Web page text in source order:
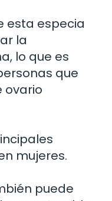
esta especia
la
lo que es
que
ovario
mujeres.
puede